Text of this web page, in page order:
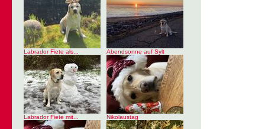
Labrador Fiete als... Abendsonne auf Sylt
Labrador Fiete mit... Nikolaustag